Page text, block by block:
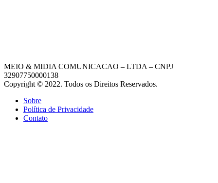
MEIO & MIDIA COMUNICACAO – LTDA – CNPJ
32907750000138
Copyright © 2022. Todos os Direitos Reservados.
Sobre
Política de Privacidade
Contato